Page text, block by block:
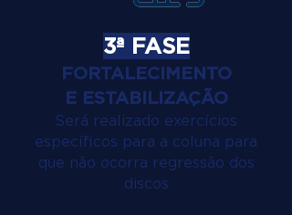
3ª FASE
FORTALECIMENTO
E ESTABILIZAÇÃO
Será realizado exercícios
específicos para a coluna para
que não ocorra regressão dos
discos